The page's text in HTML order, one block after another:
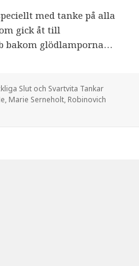
med tanke på alla
gick åt till
bakom glödlamporna…
Slut och Svartvita Tankar
, Marie Serneholt, Robinovich